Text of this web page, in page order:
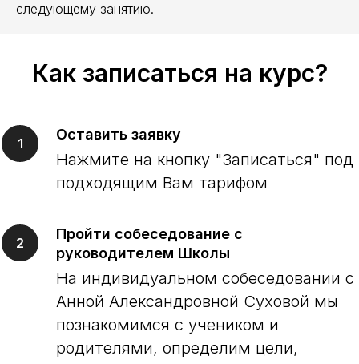
следующему занятию.
Как записаться на курс?
Оставить заявку
Нажмите на кнопку "Записаться" под
подходящим Вам тарифом
Пройти собеседование с
руководителем Школы
На индивидуальном собеседовании с
Анной Александровной Суховой мы
познакомимся с учеником и
родителями, определим цели,